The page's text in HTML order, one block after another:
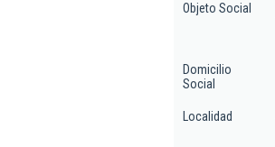
Objeto Social
Domicilio
Social
Localidad